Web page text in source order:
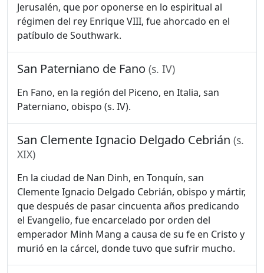
Jerusalén, que por oponerse en lo espiritual al
régimen del rey Enrique VIII, fue ahorcado en el
patíbulo de Southwark.
San Paterniano de Fano (s. IV)
En Fano, en la región del Piceno, en Italia, san
Paterniano, obispo (s. IV).
San Clemente Ignacio Delgado Cebrián (s.
XIX)
En la ciudad de Nan Dinh, en Tonquín, san
Clemente Ignacio Delgado Cebrián, obispo y mártir,
que después de pasar cincuenta años predicando
el Evangelio, fue encarcelado por orden del
emperador Minh Mang a causa de su fe en Cristo y
murió en la cárcel, donde tuvo que sufrir mucho.